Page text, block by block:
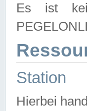
Es ist
Station
Hierbei